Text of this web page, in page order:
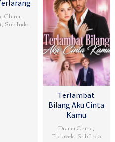
China,
, Sub Indo
Terlambat
Bilang Aku Cinta
Kamu
Drama China,
Flickreels, Sub Indo